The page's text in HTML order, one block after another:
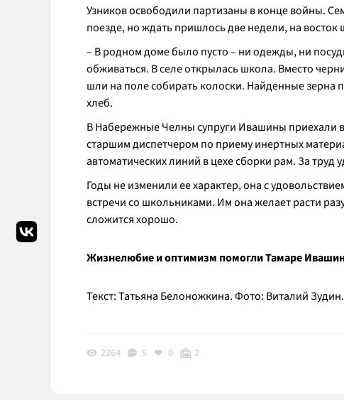
Узников освободили партизаны в конце войны.
поезде, но ждать пришлось две недели, на
– В родном доме было пусто – ни одежды, ни
обживаться. В селе открылась школа. Вместо
шли на поле собирать колоски. Найденные зерна
хлеб.
В Набережные Челны супруги Ивашины приехали
старшим диспетчером по приему инертных
автоматических линий в цехе сборки рам. За труд
Годы не изменили ее характер, она с
встречи со школьниками. Им она желает расти
сложится хорошо.
Жизнелюбие и оптимизм помогли Тамаре
Текст: Татьяна Белоножкина. Фото: Виталий Зудин.
2264 5 0 2